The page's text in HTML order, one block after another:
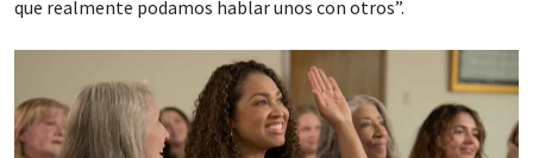
que realmente podamos hablar unos con otros”.